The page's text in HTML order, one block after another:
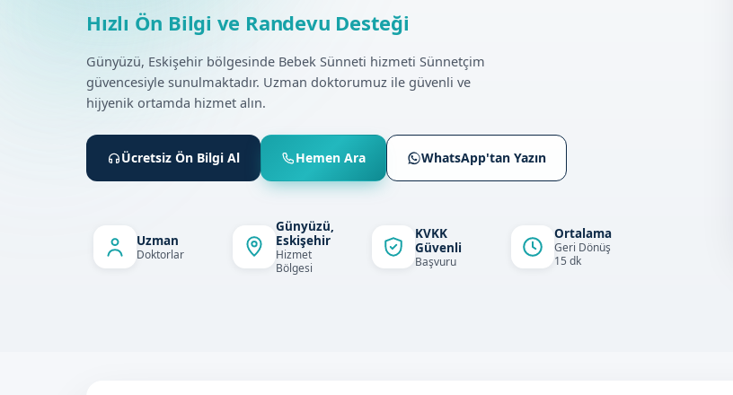
Hızlı Ön Bilgi ve Randevu Desteği
Günyüzü, Eskişehir bölgesinde Bebek Sünneti hizmeti Sünnetçim
güvencesiyle sunulmaktadır. Uzman doktorumuz ile güvenli ve
hijyenik ortamda hizmet alın.
Ücretsiz Ön Bilgi Al Hemen Ara WhatsApp'tan Yazın
Uzman
Doktorlar
Günyüzü,
Eskişehir
Hizmet
Bölgesi
KVKK
Güvenli
Başvuru
Ortalama
Geri Dönüş
15 dk